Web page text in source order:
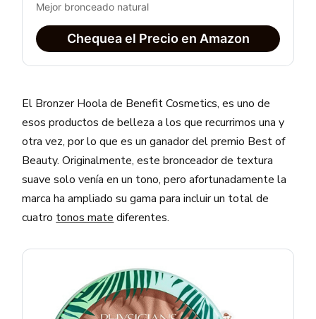
Mejor bronceado natural
Chequea el Precio en Amazon
El Bronzer Hoola de Benefit Cosmetics, es uno de
esos productos de belleza a los que recurrimos una y
otra vez, por lo que es un ganador del premio Best of
Beauty. Originalmente, este bronceador de textura
suave solo venía en un tono, pero afortunadamente la
marca ha ampliado su gama para incluir un total de
cuatro tonos mate diferentes.